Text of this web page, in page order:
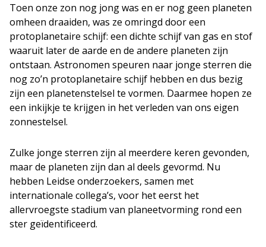
Toen onze zon nog jong was en er nog geen planeten
omheen draaiden, was ze omringd door een
protoplanetaire schijf: een dichte schijf van gas en stof
waaruit later de aarde en de andere planeten zijn
ontstaan. Astronomen speuren naar jonge sterren die
nog zo’n protoplanetaire schijf hebben en dus bezig
zijn een planetenstelsel te vormen. Daarmee hopen ze
een inkijkje te krijgen in het verleden van ons eigen
zonnestelsel.
Zulke jonge sterren zijn al meerdere keren gevonden,
maar de planeten zijn dan al deels gevormd. Nu
hebben Leidse onderzoekers, samen met
internationale collega’s, voor het eerst het
allervroegste stadium van planeetvorming rond een
ster geïdentificeerd.